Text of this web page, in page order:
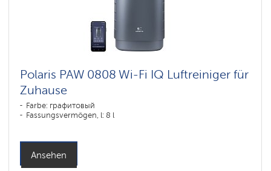
Polaris PAW 0808 Wi-Fi IQ Luftreiniger für
Zuhause
Farbe: графитовый
Fassungsvermögen, l: 8 l
Ansehen